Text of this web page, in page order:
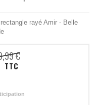
rayé Amir - Belle
€
TTC